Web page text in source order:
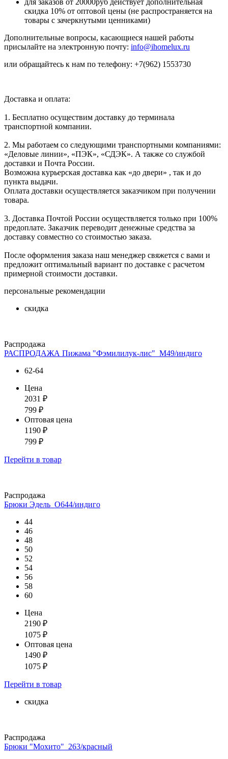
для заказов от 20000руб действует дополнительная
скидка 10% от оптовой цены (не распространяется на
товары с зачеркнутыми ценниками)
Дополнительные вопросы, касающиеся нашей работы
присылайте на электронную почту: info@ihomelux.ru
или обращайтесь к нам по телефону: +7(962) 1553730
Доставка и оплата:
1. Бесплатно осуществим доставку до терминала
транспортной компании.
2. Мы работаем со следующими транспортными компаниями:
«Деловые линии», «ПЭК», «СДЭК». А также со службой
доставки и Почта России.
Возможна курьерская доставка как «до двери» , так и до
пункта выдачи.
Оплата доставки осуществляется заказчиком при получении
товара.
3. Доставка Почтой России осуществляется только при 100%
предоплате. Заказчик переводит денежные средства за
доставку совместно со стоимостью заказа.
После оформления заказа наш менеджер свяжется с вами и
предложит оптимальный вариант по доставке с расчетом
примерной стоимости доставки.
персональные рекомендации
скидка
Распродажа
РАСПРОДАЖА Пижама "Фэмилилук-лис"_М49/индиго
62-64
Цена
2031 ₽
799 ₽
Оптовая цена
1190 ₽
799 ₽
Перейти в товар
Распродажа
Брюки Эдель_О644/индиго
44
46
48
50
52
54
56
58
60
Цена
2190 ₽
1075 ₽
Оптовая цена
1490 ₽
1075 ₽
Перейти в товар
скидка
Распродажа
Брюки "Мохито"_263/красный